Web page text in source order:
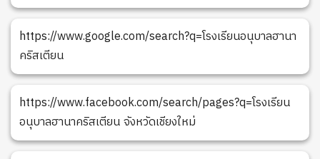
https://www.google.com/search?q=โรงเรียนอนุบาลฮานา
คริสเตียน
https://www.facebook.com/search/pages?q=โรงเรียน
อนุบาลฮานาคริสเตียน จังหวัดเชียงใหม่